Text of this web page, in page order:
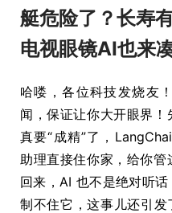
艇危险了？长寿
电视眼镜AI也来
哈喽，各位科技发烧友
闻，保证让你大开眼界
真要“成精”了，
助理直接住你家，给你
回来，AI 也不是绝对听
制不住它，这事儿还引